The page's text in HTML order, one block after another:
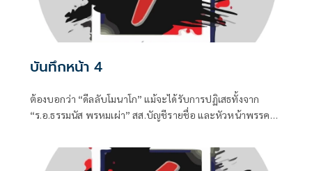
บันทึกหน้า 4
ต้องบอกว่า “ดีลลับโมนาโก” แม้จะได้รับการปฏิเสธทั้งจาก
“ร.อ.ธรรมนัส พรหมเผ่า” สส.บัญชีรายชื่อ และหัวหน้าพรรค
รัฐมนตรี ที่ปัจจุบันรั้งเก้าอี้ที่ปรึกษาพรรคเพื่อไทยไปแล้ว แต่
เมื่อมีควันย่อมมีไฟอย่างไรอย่างนั้น จึงทำให้ “อนุทิน ชาญวีร